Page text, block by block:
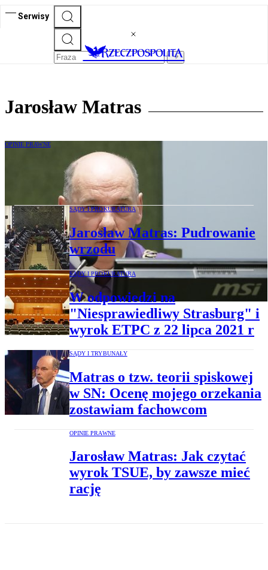
Serwisy
Jarosław Matras
OPINIE PRAWNE
Sędzia Jarosław Matras: Robert
Gwiazdowski mnie zadziwił
SĄDY I PROKURATURA
Jarosław Matras: Pudrowanie
wrzodu
SĄDY I PROKURATURA
W odpowiedzi na
"Niesprawiedliwy Strasburg" i
wyrok ETPC z 22 lipca 2021 r
SĄDY I TRYBUNAŁY
Matras o tzw. teorii spiskowej
w SN: Ocenę mojego orzekania
zostawiam fachowcom
OPINIE PRAWNE
Jarosław Matras: Jak czytać
wyrok TSUE, by zawsze mieć
rację